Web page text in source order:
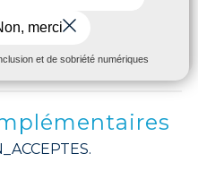
kayak
Marne